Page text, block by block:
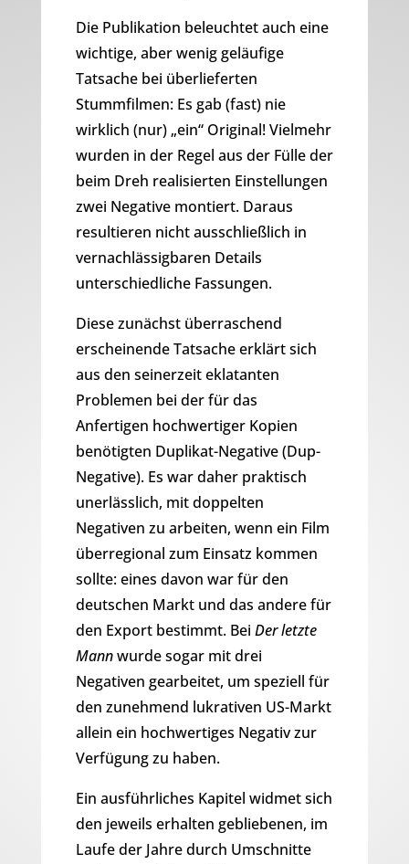
Die Publikation beleuchtet auch eine
wichtige, aber wenig geläufige
Tatsache bei überlieferten
Stummfilmen: Es gab (fast) nie
wirklich (nur) „ein“ Original! Vielmehr
wurden in der Regel aus der Fülle der
beim Dreh realisierten Einstellungen
zwei Negative montiert. Daraus
resultieren nicht ausschließlich in
vernachlässigbaren Details
unterschiedliche Fassungen.
Diese zunächst überraschend
erscheinende Tatsache erklärt sich
aus den seinerzeit eklatanten
Problemen bei der für das
Anfertigen hochwertiger Kopien
benötigten Duplikat-Negative (Dup-
Negative). Es war daher praktisch
unerlässlich, mit doppelten
Negativen zu arbeiten, wenn ein Film
überregional zum Einsatz kommen
sollte: eines davon war für den
deutschen Markt und das andere für
den Export bestimmt. Bei Der letzte
Mannwurde sogar mit drei
Negativen gearbeitet, um speziell für
den zunehmend lukrativen US-Markt
allein ein hochwertiges Negativ zur
Verfügung zu haben.
Ein ausführliches Kapitel widmet sich
den jeweils erhalten gebliebenen, im
Laufe der Jahre durch Umschnitte